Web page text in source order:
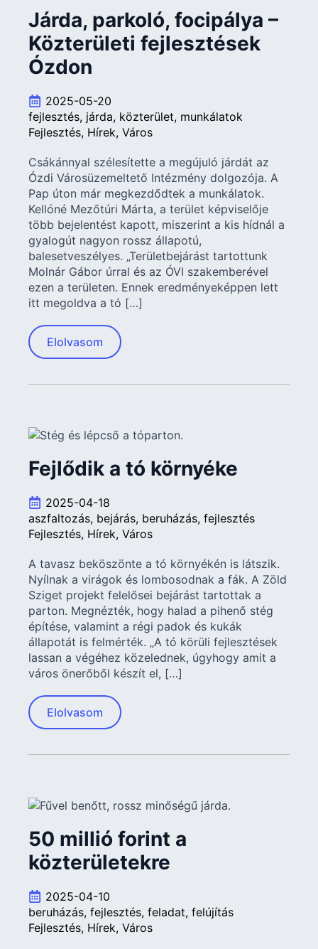
Járda, parkoló, focipálya –
Közterületi fejlesztések
Ózdon
2025-05-20
fejlesztés járda közterület munkálatok
Fejlesztés Hírek Város
Csákánnyal szélesítette a megújuló járdát az
Ózdi Városüzemeltető Intézmény dolgozója. A
Pap úton már megkezdődtek a munkálatok.
Kellóné Mezőtúri Márta, a terület képviselője
több bejelentést kapott, miszerint a kis hídnál a
gyalogút nagyon rossz állapotú,
balesetveszélyes. „Területbejárást tartottunk
Molnár Gábor úrral és az ÓVI szakemberével
ezen a területen. Ennek eredményeképpen lett
itt megoldva a tó […]
Elolvasom
Fejlődik a tó környéke
2025-04-18
aszfaltozás bejárás beruházás fejlesztés
Fejlesztés Hírek Város
A tavasz beköszönte a tó környékén is látszik.
Nyílnak a virágok és lombosodnak a fák. A Zöld
Sziget projekt felelősei bejárást tartottak a
parton. Megnézték, hogy halad a pihenő stég
építése, valamint a régi padok és kukák
állapotát is felmérték. „A tó körüli fejlesztések
lassan a végéhez közelednek, úgyhogy amit a
város önerőből készít el, […]
Elolvasom
50 millió forint a
közterületekre
2025-04-10
beruházás fejlesztés feladat felújítás
Fejlesztés Hírek Város